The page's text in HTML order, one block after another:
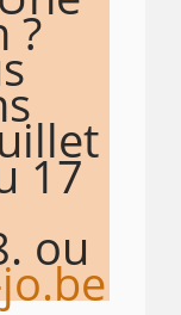
?
17
ou